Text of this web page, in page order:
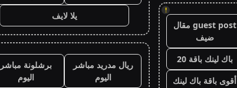
!
guest post مقال
ضيف
باك لينك باقة 20
أقوى باقة باك لينك
يلا لايف
ريال مدريد مباشر
اليوم
برشلونة مباشر
اليوم